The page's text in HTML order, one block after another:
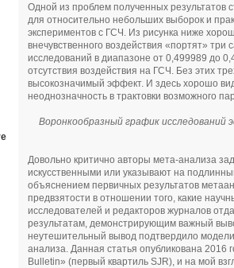
Одной из проблем полученных результатов
для относительно небольших выборок и
экспериментов с ГСЧ. Из рисунка ниже
внечувственного воздействия «портят»
исследований в диапазоне от 0,499989 до
отсутствия воздействия на ГСЧ. Без этих
высокозначимый эффект. И здесь хорошо
неоднозначность в трактовки возможного
Воронкообразный график исследований
Довольно критично авторы мета-анализа
искусственными или указывают на
объяснением первичных результатов
предвзятости в отношении того, какие
исследователей и редакторов журналов
результатам, демонстрирующим важный
неутешительный вывод подтвердило
анализа. Данная статья опубликована 2016
Bulletin» (первый квартиль SJR), и на мой